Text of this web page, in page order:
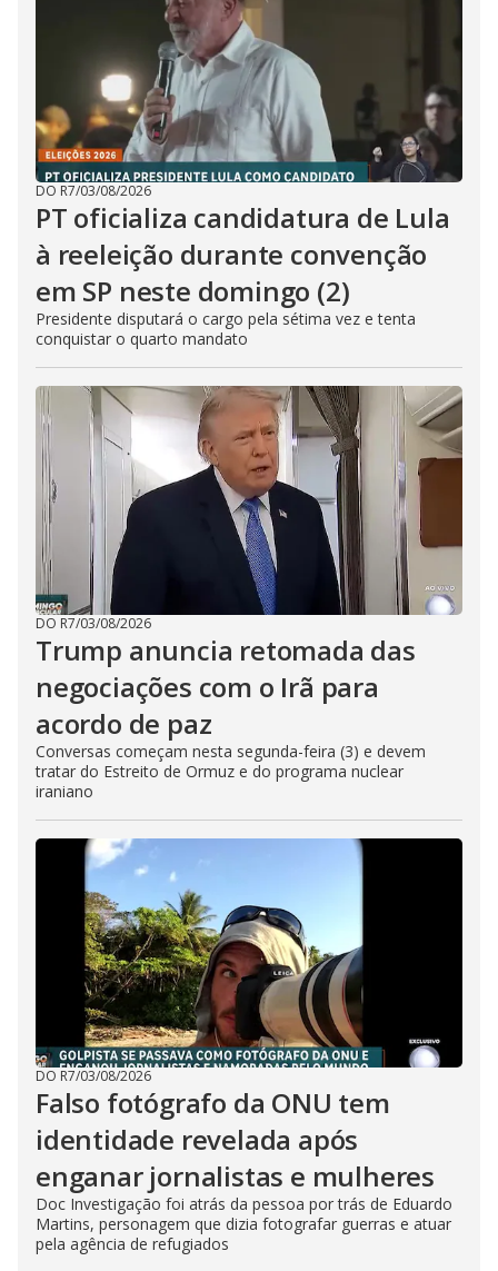
DO R7/03/08/2026
PT oficializa candidatura de Lula
à reeleição durante convenção
em SP neste domingo (2)
Presidente disputará o cargo pela sétima vez e tenta
conquistar o quarto mandato
DO R7/03/08/2026
Trump anuncia retomada das
negociações com o Irã para
acordo de paz
Conversas começam nesta segunda-feira (3) e devem
tratar do Estreito de Ormuz e do programa nuclear
iraniano
DO R7/03/08/2026
Falso fotógrafo da ONU tem
identidade revelada após
enganar jornalistas e mulheres
Doc Investigação foi atrás da pessoa por trás de Eduardo
Martins, personagem que dizia fotografar guerras e atuar
pela agência de refugiados